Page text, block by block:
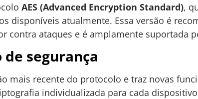
AES (Advanced Encryption Standard),
disponíveis atualmente. Essa versão é
contra ataques e é amplamente suportada
de segurança
mais recente do protocolo e traz novas
individualizada para cada